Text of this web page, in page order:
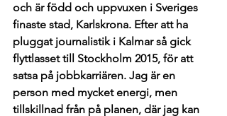
och är född och uppvuxen i Sveriges
finaste stad, Karlskrona. Efter att ha
pluggat journalistik i Kalmar så gick
flyttlasset till Stockholm 2015, för att
satsa på jobbkarriären. Jag är en
person med mycket energi, men
tillskillnad från på planen, där jag kan